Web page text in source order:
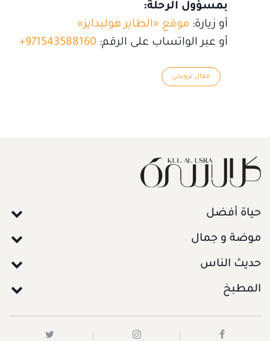
بمسؤول الرحلة:
أو زيارة: موقع «الطاير هوليدايز»
أو عبر الواتساب على الرقم: 971543588160+
مقال ترويجي
حياة أفضل
موضة و جمال
حديث الناس
المطبخ